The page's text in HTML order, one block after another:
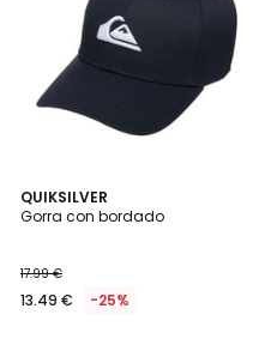
QUIKSILVER
Gorra con bordado
17.99 €
13.49 € -25%
4,8
/ 5